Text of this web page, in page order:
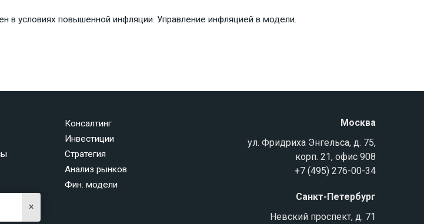
в условиях повышенной инфляции. Управление инфляцией в модели.
Консалтинг
Инвестиции
Стратегия
Анализ рынков
Фин. модели
×
Москва
ул. Фридриха Энгельса, д. 75,
корп. 21, офис 908
+7 (495) 276-00-34
Санкт-Петербург
Невский проспект, д. 71